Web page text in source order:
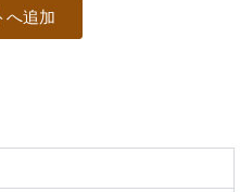
へ追加